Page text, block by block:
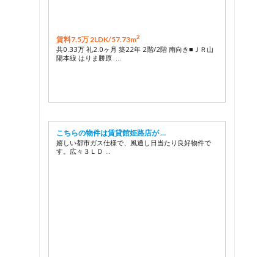
賃料7.5万 2LDK/57.73m2
共0.33万 礼2.0ヶ月 築22年 2階/2階 南向き■ＪＲ山
陽本線 はりま勝原 …
こちらの物件は賃貸館姫路店が …
嬉しい都市ガス仕様で、風通し日当たり良好物件で
す。広々３ＬＤ …